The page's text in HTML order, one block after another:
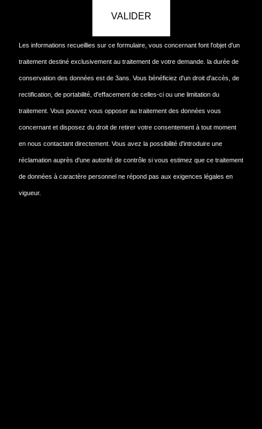
VALIDER
Les informations recueillies sur ce formulaire, vous concernant font l'objet d'un
traitement destiné exclusivement au traitement de votre demande. la durée de
conservation des données est de 3ans. Vous bénéficiez d'un droit d'accès, de
rectification, de portabilité, d'effacement de celles-ci ou une limitation du
traitement. Vous pouvez vous opposer au traitement des données vous
concernant et disposez du droit de retirer votre consentement à tout moment
en nous contactant directement. Vous avez la possibilité d'introduire une
réclamation auprès d'une autorité de contrôle si vous estimez que ce traitement
de données à caractère personnel ne répond pas aux exigences légales en
vigueur.